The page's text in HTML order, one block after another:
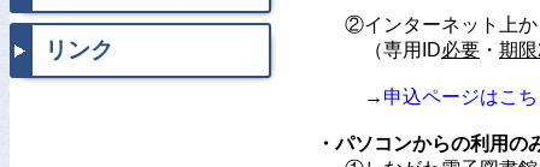
リンク
②インターネット上から
（専用ID必要 ・ 期
→ 申込ページはこ
・パソコンからの利用の